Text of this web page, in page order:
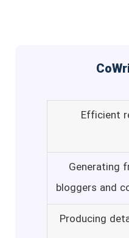
Efficient
Generating
bloggers and
Producing